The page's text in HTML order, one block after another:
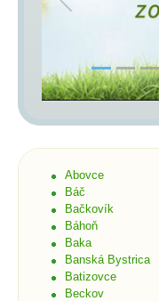
Previous
Abovce
Báč
Bačkovík
Báhoň
Baka
Banská Bystrica
Batizovce
Beckov